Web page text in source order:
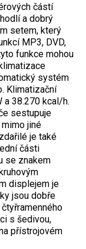
částí
a dobrý
setem, který
MP3, DVD,
funkce mohou
systém
Klimatizační
a 38.270 kcal/h.
sestupuje
jiné
je také
části
se znakem
displejem je
jsou dobře
s šedivou,
přístrojovém